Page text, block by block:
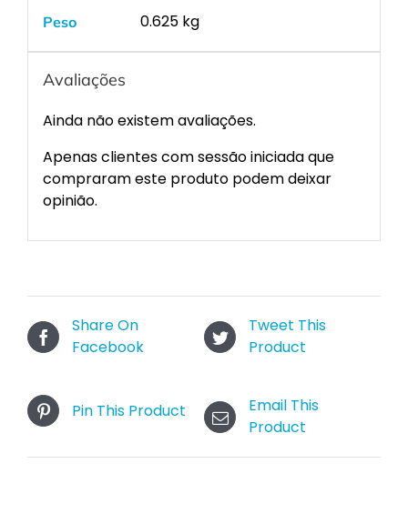
Peso 0.625 kg
Avaliações
Ainda não existem avaliações.
Apenas clientes com sessão iniciada que
compraram este produto podem deixar
opinião.
Share On
Facebook
Tweet This
Product
Pin This Product
Email This
Product